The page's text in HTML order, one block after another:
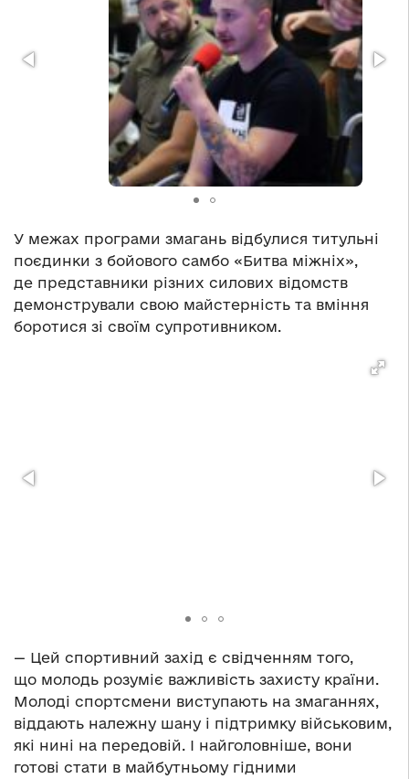
У межах програми змагань відбулися титульні
поєдинки з бойового самбо «Битва міжніх»,
де представники різних силових відомств
демонстрували свою майстерність та вміння
боротися зі своїм супротивником.
— Цей спортивний захід є свідченням того,
що молодь розуміє важливість захисту країни.
Молоді спортсмени виступають на змаганнях,
віддають належну шану і підтримку військовим,
які нині на передовій. І найголовніше, вони
готові стати в майбутньому гідними